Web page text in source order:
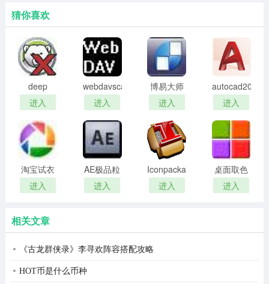
的位置“，学技巧感受秒杀快感。
重磅自制节目、自主超级赛事，满足你的热血
《hello！女神》：联合芒果娱乐、腾讯视频过亿投资，校
长亲自监制，让你与女神真身互动，感受养成类真人秀的
感动。
《香蕉球》：段暄离开央视后的全新出发，带领一众美女
直击2016最火热的欧洲杯，赛事、资讯、花絮、周边，美
女…你想知道的关于欧洲杯的一些，这里全都有。
《super liar》：狼人杀游戏处处心机，看主播线下斗智斗
勇，用智商与演技一决实力高低。
熊猫杯dota大赛：为dota玩家再造一块净土，重返经典。
不曾忘却的内容。
猜你喜欢
deep
freeze
password
remover(冰
点还原密
码清除器)
进入
webdavscan
客户端
(web漏洞
扫描软件)
进入
博易大师
资管版
进入
autocad2002
迷你版
进入
淘宝试衣
服软件
进入
AE极品粒
子插件
(Trapcode
进入
Iconpackager
中文补丁
进入
桌面取色
工具
colorpix
进入
相关文章
《古龙群侠录》李寻欢阵容搭配攻略
HOT币是什么币种